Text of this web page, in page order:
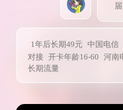
1年后长期49元 中国电信
对接 开卡年龄16-60 河南
长期流量